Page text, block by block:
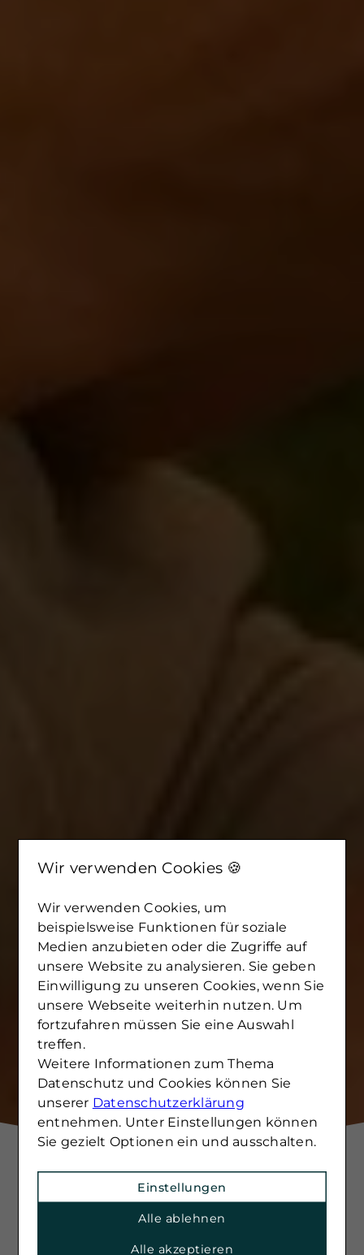
Wir verwenden Cookies 🍪
Wir verwenden Cookies, um
beispielsweise Funktionen für soziale
Medien anzubieten oder die Zugriffe auf
unsere Website zu analysieren. Sie geben
Einwilligung zu unseren Cookies, wenn Sie
unsere Webseite weiterhin nutzen. Um
fortzufahren müssen Sie eine Auswahl
treffen.
Weitere Informationen zum Thema
Datenschutz und Cookies können Sie
unserer Datenschutzerklärung
entnehmen. Unter Einstellungen können
Sie gezielt Optionen ein und ausschalten.
Einstellungen
Alle ablehnen
Alle akzeptieren